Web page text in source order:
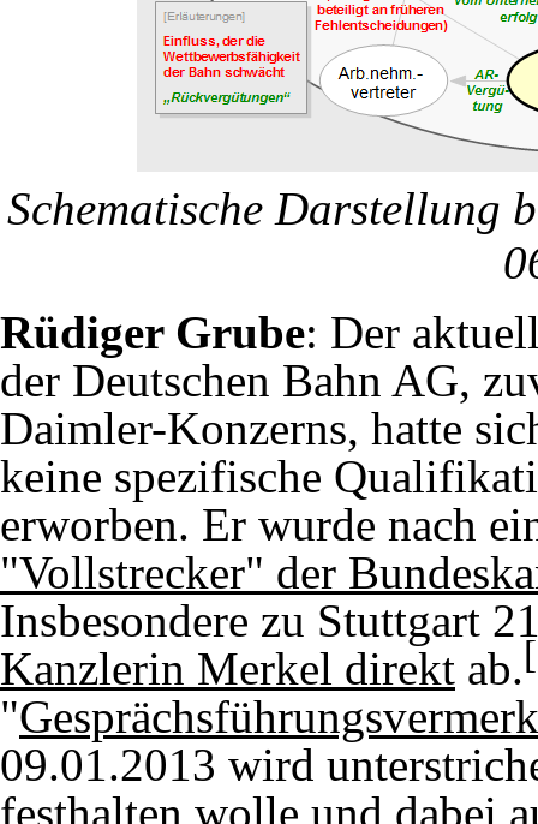
Schematische Darstellung
Rüdiger Grube: Der
der Deutschen Bahn AG,
Daimler-Konzerns, hatte
keine spezifische
erworben. Er wurde nach
"Vollstrecker" der
Insbesondere zu Stuttgart
Kanzlerin Merkel direkt ab.
"Gesprächsführungsvermerk
09.01.2013 wird
festhalten wolle und dabei